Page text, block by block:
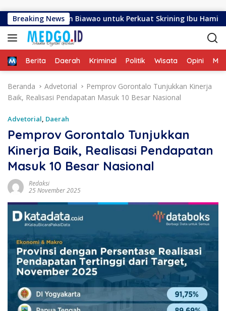
Breaking News
Kelurahan Biawao untuk Perkuat Skrining Ibu Hamil Risiko
HomeBerita Daerah Kriminal Politik Wisata Opini
Beranda Advetorial
Pemprov Gorontalo Tunjukkan Kinerja
Baik, Realisasi Pendapatan Masuk 10 Besar Nasional
Advetorial, Daerah
Pemprov Gorontalo Tunjukkan
Kinerja Baik, Realisasi Pendapatan
Masuk 10 Besar Nasional
Redaksi
25 November 2025